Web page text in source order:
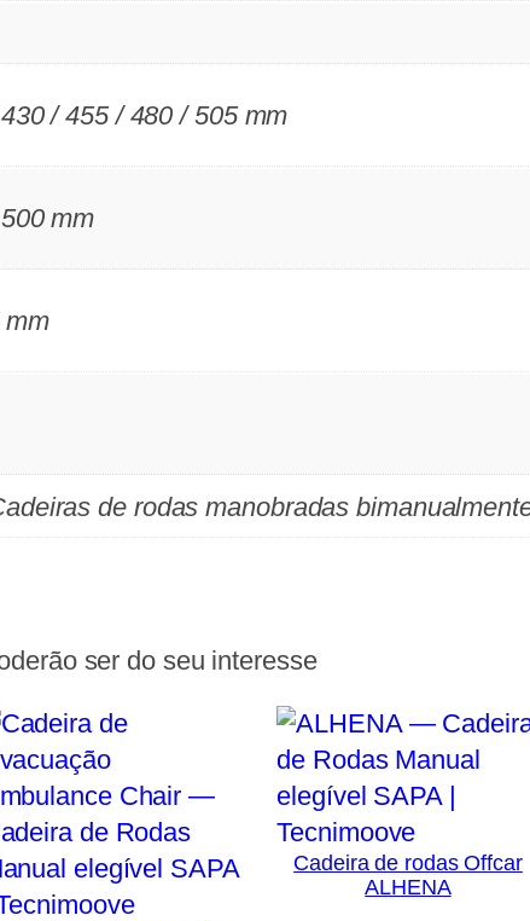
/ 455 / 480 / 505 mm
mm
mm
de rodas manobradas
ser do seu interesse
Cadeira de rodas Offcar
ALHENA